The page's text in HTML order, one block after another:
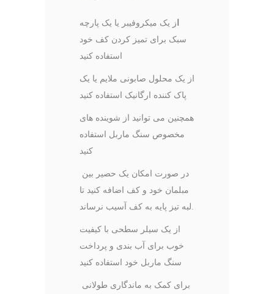
ز یک میکروفیبر یا یک پارچه
سبک برای تمیز کردن کف خود
استفاده کنید
از یک محلول صابونی ملایم یا یک
پاک کننده ارگانیک استفاده کنید
همچنین می توانید از شوینده های
مخصوص سنگ ماربل استفاده
کنید
مبلمان خود و کف اضافه کنید تا
از یک سیلر سطحی با کیفیت
خوب برای آب بندی و پرداخت
سنگ ماربل خود استفاده کنید